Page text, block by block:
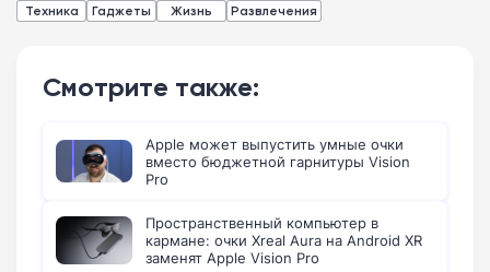
Техника Гаджеты Жизнь Развлечения
Смотрите также:
Apple может выпустить умные очки
вместо бюджетной гарнитуры Vision
Pro
Пространственный компьютер в
кармане: очки Xreal Aura на Android XR
заменят Apple Vision Pro